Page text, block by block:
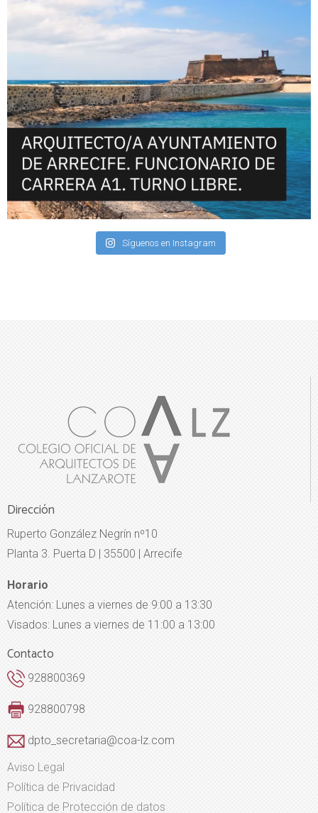
Síguenos en Instagram
Dirección
Ruperto González Negrín nº10
Planta 3. Puerta D | 35500 | Arrecife
Horario
Atención: Lunes a viernes de 9:00 a 13:30
Visados: Lunes a viernes de 11:00 a 13:00
Contacto
928800369
928800798
dpto_secretaria@coa-lz.com
Aviso Legal
Política de Privacidad
Política de Protección de datos